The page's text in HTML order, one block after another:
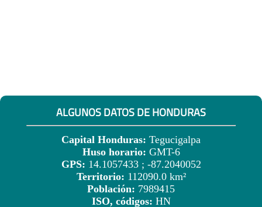
ALGUNOS DATOS DE HONDURAS
Capital Honduras: Tegucigalpa
Huso horario: GMT-6
GPS: 14.1057433 ; -87.2040052
Territorio: 112090.0 km²
Población: 7989415
ISO, códigos: HN